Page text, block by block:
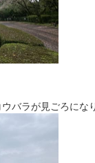
バラが見ごろにな